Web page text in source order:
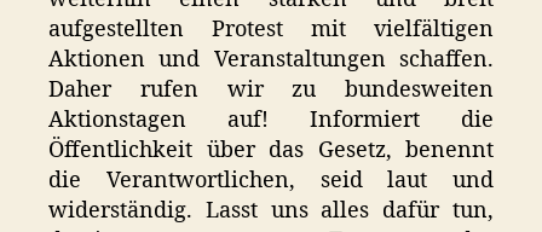
aufgestellten Protest mit vielfältigen
Aktionen und Veranstaltungen schaffen.
Daher rufen wir zu bundesweiten
Aktionstagen auf! Informiert die
Öffentlichkeit über das Gesetz, benennt
die Verantwortlichen, seid laut und
widerständig. Lasst uns alles dafür tun,